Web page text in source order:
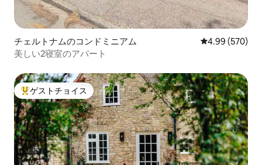
チェルトナムのコンドミニアム レビュー570
4.99 (570)
美しい2寝室のアパート
大好評のゲストチョイスです。
ゲストチョイス